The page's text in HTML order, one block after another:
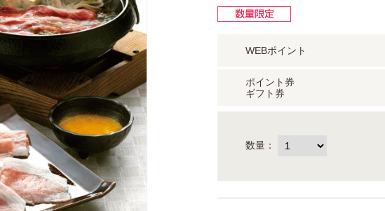
WEBポイント
ポイント券
ギフト券
数量：